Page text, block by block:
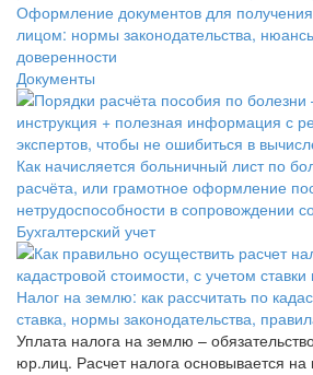
Оформление документов для
лицом: нормы законодательства,
доверенности
Документы
Как начисляется больничный лист по
расчёта, или грамотное оформление
нетрудоспособности в сопровождении
Бухгалтерский учет
Налог на землю: как рассчитать по
ставка, нормы законодательства,
Уплата налога на землю –
юр.лиц. Расчет налога основывается на